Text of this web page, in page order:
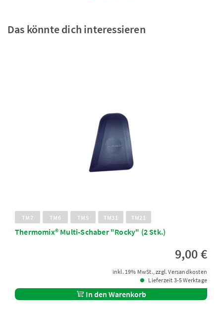
Das könnte dich interessieren
TM7 TM6 TM5 TM31 TM21
Thermomix® Multi-Schaber "Rocky" (2 Stk.)
9,00 €
inkl. 19% MwSt., zzgl. Versandkosten
Lieferzeit 3-5 Werktage
In den Warenkorb